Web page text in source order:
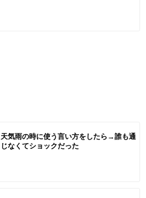
天気雨の時に使う言い方をしたら→誰も通
じなくてショックだった